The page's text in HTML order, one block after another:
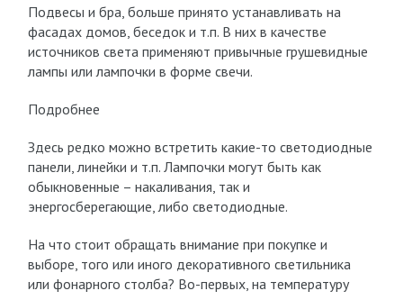
Подвесы и бра, больше принято устанавливать на
фасадах домов, беседок и т.п. В них в качестве
источников света применяют привычные грушевидные
лампы или лампочки в форме свечи.
Подробнее
Здесь редко можно встретить какие-то светодиодные
панели, линейки и т.п. Лампочки могут быть как
обыкновенные – накаливания, так и
энергосберегающие, либо светодиодные.
На что стоит обращать внимание при покупке и
выборе, того или иного декоративного светильника
или фонарного столба? Во-первых, на температуру